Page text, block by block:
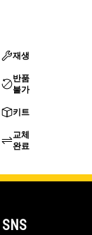
재생
반품
불가
키트
교체
완료